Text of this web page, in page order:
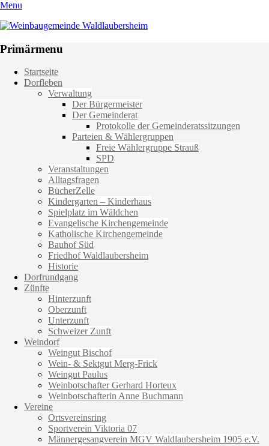
Menu
Weinbaugemeinde Waldlaubersheim
Primärmenu
Weiter
zum
Startseite
Dorfleben
Verwaltung
Der Bürgermeister
Der Gemeinderat
Protokolle der Gemeinderatssitzungen
Parteien & Wählergruppen
Freie Wählergruppe Strauß
SPD
Veranstaltungen
Alltagsfragen
BücherZelle
Kindergarten – Kinderhaus
Spielplatz im Wäldchen
Evangelische Kirchengemeinde
Katholische Kirchengemeinde
Bauhof Süd
Friedhof Waldlaubersheim
Historie
Dorfrundgang
Zünfte
Hinterzunft
Oberzunft
Unterzunft
Schweizer Zunft
Weindorf
Weingut Bischof
Wein- & Sektgut Merg-Frick
Weingut Paulus
Weinbotschafter Gerhard Horteux
Weinbotschafterin Anne Buchmann
Vereine
Ortsvereinsring
Sportverein Viktoria 07
Männergesangverein MGV Waldlaubersheim 1905 e.V.